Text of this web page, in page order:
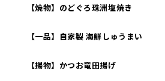
【焼物】のどぐろ珠洲塩焼き
【一品】自家製 海鮮しゅうまい
【揚物】かつお竜田揚げ